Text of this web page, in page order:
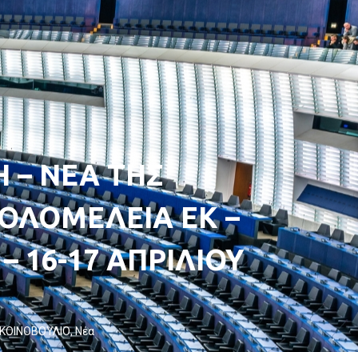
– ΝΕΑ ΤΗΣ
ΕΚ –
16-17 ΑΠΡΙΛΙΟΥ
,Νέα